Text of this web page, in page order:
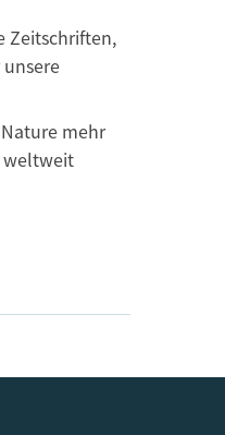
Zeitschriften,
mehr
weltweit